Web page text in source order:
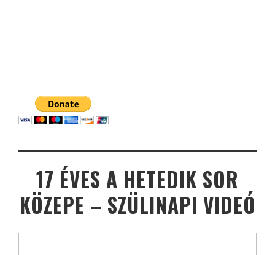
17 ÉVES A HETEDIK SOR
KÖZEPE – SZÜLINAPI VIDEÓ